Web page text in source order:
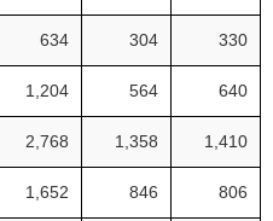
634 304 330
1,204 564 640
2,768 1,358 1,410
1,652 846 806